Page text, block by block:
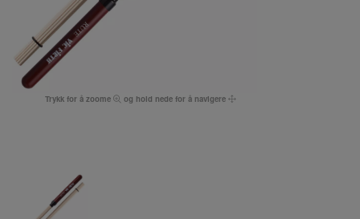
Trykk for å zoome og hold nede for å navigere